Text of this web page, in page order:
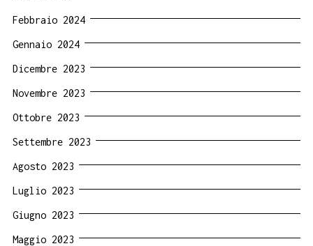
Febbraio 2024
Gennaio 2024
Dicembre 2023
Novembre 2023
Ottobre 2023
Settembre 2023
Agosto 2023
Luglio 2023
Giugno 2023
Maggio 2023